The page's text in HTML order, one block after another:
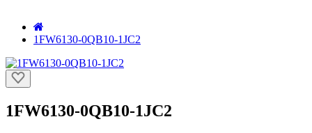
1FW6130-0QB10-1JC2
1FW6130-0QB10-1JC2